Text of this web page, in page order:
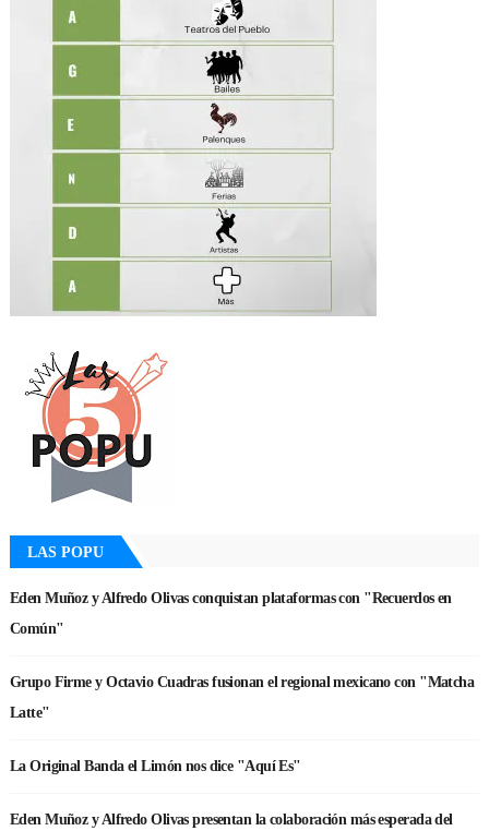
LAS POPU
Eden Muñoz y Alfredo Olivas conquistan plataformas con "Recuerdos en
Común"
Grupo Firme y Octavio Cuadras fusionan el regional mexicano con "Matcha
Latte"
La Original Banda el Limón nos dice "Aquí Es"
Eden Muñoz y Alfredo Olivas presentan la colaboración más esperada del